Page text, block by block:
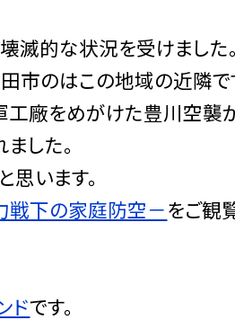
滅的な状況を受けました。
市のはこの地域の近隣で
廠をめがけた豊川空襲
した。
います。
戦下の家庭防空－をご観
ドです。